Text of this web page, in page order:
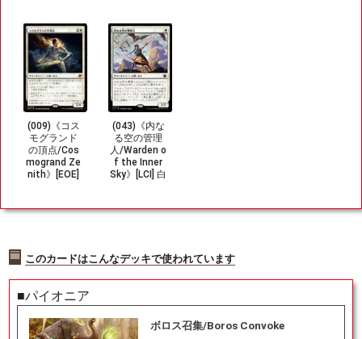
(009)《コス
モグランド
の頂点/Cos
mogrand Ze
nith》[EOE]
(043)《内な
る空の管理
人/Warden o
f the Inner
Sky》[LCI] 白
このカードはこんなデッキで使われています
■パイオニア
ボロス召集/Boros Convoke